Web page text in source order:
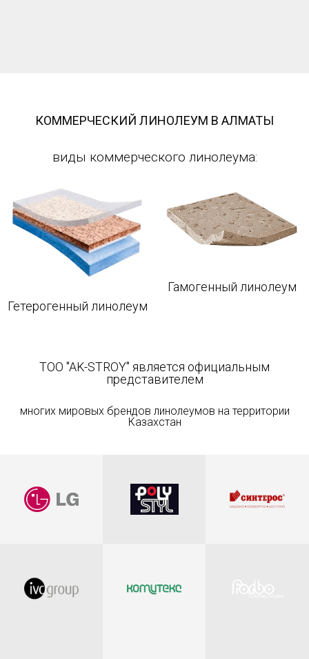
КОММЕРЧЕСКИЙ ЛИНОЛЕУМ В АЛМАТЫ
виды коммерческого линолеума:
Гетерогенный линолеум
Гамогенный линолеум
TOO "AK-STROY" является официальным
представителем
многих мировых брендов линолеумов на территории
Казахстан